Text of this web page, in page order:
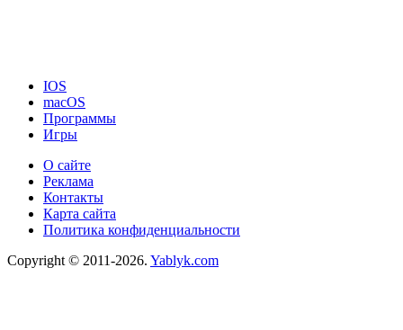
IOS
macOS
Программы
Игры
О сайте
Реклама
Контакты
Карта сайта
Политика конфиденциальности
Copyright © 2011-2026. Yablyk.сom